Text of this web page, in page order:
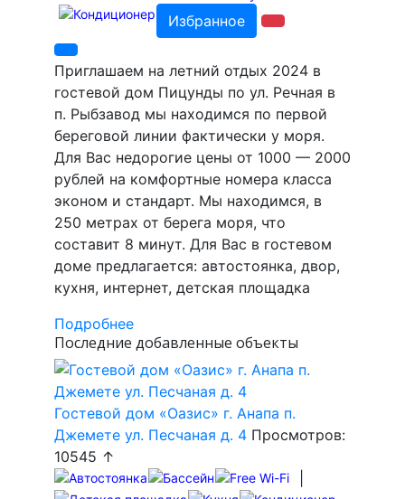
Избранное
Приглашаем на летний отдых 2024 в
гостевой дом Пицунды по ул. Речная в
п. Рыбзавод мы находимся по первой
береговой линии фактически у моря.
Для Вас недорогие цены от 1000 — 2000
рублей на комфортные номера класса
эконом и стандарт. Мы находимся, в
250 метрах от берега моря, что
составит 8 минут. Для Вас в гостевом
доме предлагается: автостоянка, двор,
кухня, интернет, детская площадка
Подробнее
Последние добавленные объекты
Гостевой дом «Оазис» г. Анапа п.
Джемете ул. Песчаная д. 4 Просмотров:
10545 ↑